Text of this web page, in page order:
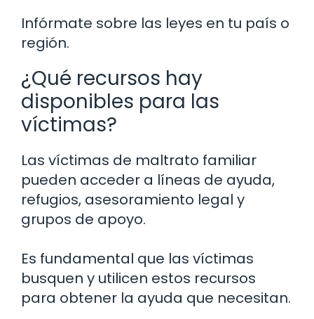
Infórmate sobre las leyes en tu país o
región.
¿Qué recursos hay
disponibles para las
víctimas?
Las víctimas de maltrato familiar
pueden acceder a líneas de ayuda,
refugios, asesoramiento legal y
grupos de apoyo.
Es fundamental que las víctimas
busquen y utilicen estos recursos
para obtener la ayuda que necesitan.